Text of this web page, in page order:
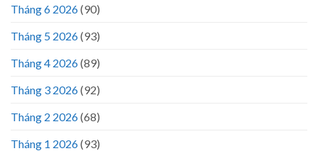
Tháng 6 2026(90)
Tháng 5 2026(93)
Tháng 4 2026(89)
Tháng 3 2026(92)
Tháng 2 2026(68)
Tháng 1 2026(93)